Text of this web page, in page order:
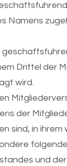
Namens
Drittel der
wird.
der
sind, in
und